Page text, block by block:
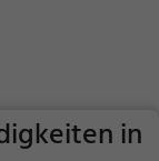
in